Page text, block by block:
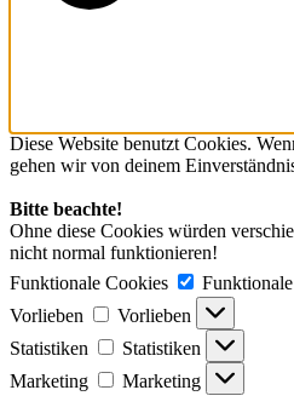
Diese Website benutzt Cookies.
gehen wir von deinem
Bitte beachte!
Ohne diese Cookies würden
nicht normal funktionieren!
Funktionale Cookies
Vorlieben
Vorlieben
Statistiken
Statistiken
Marketing
Marketing